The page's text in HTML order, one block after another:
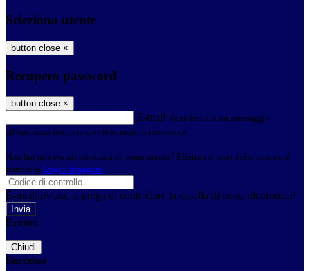
Seleziona utente
button close ×
Recupero password
button close ×
E-mail Verrà inviato un messaggio
all'indirizzo indicato con le istruzioni necessarie.
Non hai una e-mail associata al nome utente? Effettua il reset della password
tramite la Login Spaggiari
E-mail inviata, si prega di controllare la casella di posta elettronica!
Errore
Chiudi
Successo